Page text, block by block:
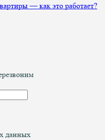
— как это работает?
данных